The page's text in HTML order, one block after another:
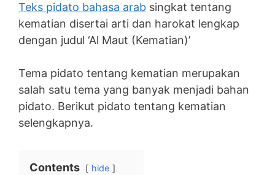
Teks pidato bahasa arab singkat tentang
kematian disertai arti dan harokat lengkap
dengan judul ‘Al Maut (Kematian)’
Tema pidato tentang kematian merupakan
salah satu tema yang banyak menjadi bahan
pidato. Berikut pidato tentang kematian
selengkapnya.
Contents hide